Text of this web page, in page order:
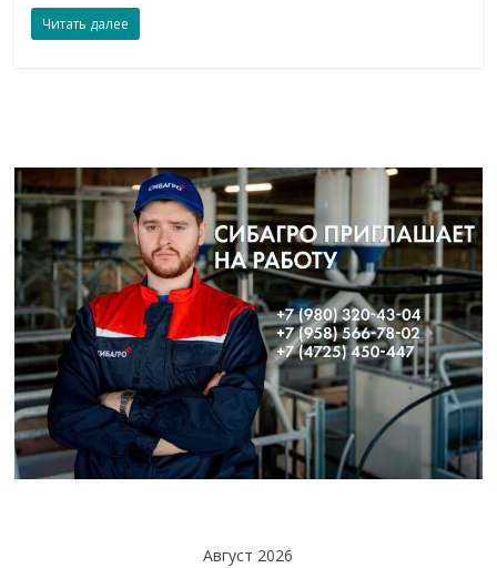
Читать далее
Август 2026